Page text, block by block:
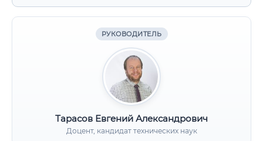
РУКОВОДИТЕЛЬ
Тарасов Евгений Александрович
Доцент, кандидат технических наук